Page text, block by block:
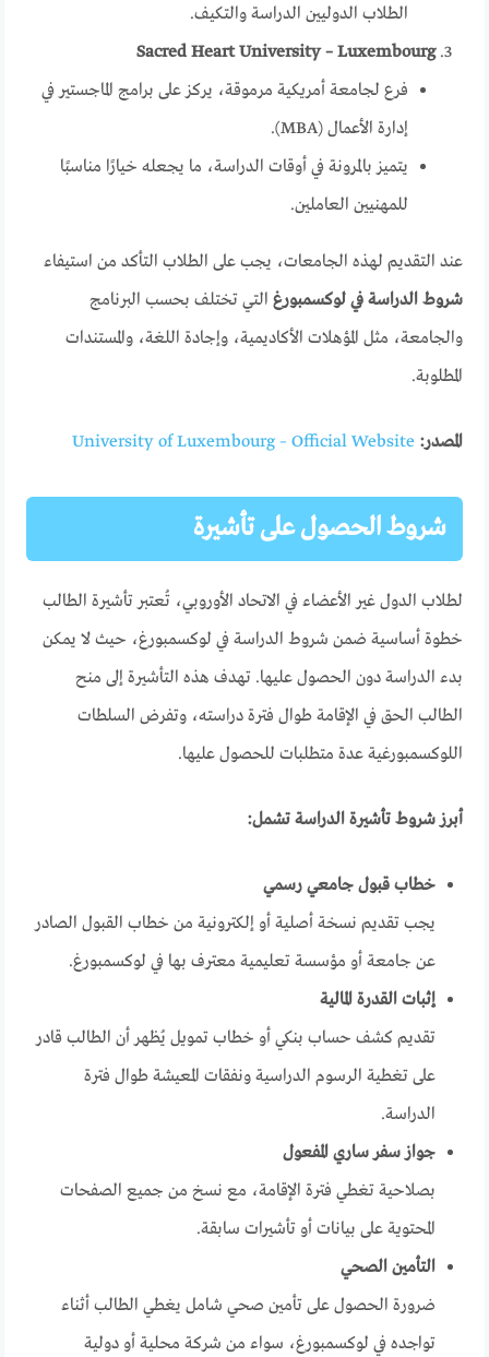
الطلاب الدوليين الدراسة والتكيف.
Sacred Heart University – Luxembourg
فرع لجامعة أمريكية مرموقة، يركز على برامج الماجستير في
إدارة الأعمال (MBA).
يتميز بالمرونة في أوقات الدراسة، ما يجعله خيارًا مناسبًا
للمهنيين العاملين.
عند التقديم لهذه الجامعات، يجب على الطلاب التأكد من استيفاء
شروط الدراسة في لوكسمبورغ التي تختلف بحسب البرنامج
والجامعة، مثل المؤهلات الأكاديمية، وإجادة اللغة، والمستندات
المطلوبة.
المصدر: University of Luxembourg – Official Website
شروط الحصول على تأشيرة
لطلاب الدول غير الأعضاء في الاتحاد الأوروبي، تُعتبر تأشيرة الطالب
خطوة أساسية ضمن شروط الدراسة في لوكسمبورغ، حيث لا يمكن
بدء الدراسة دون الحصول عليها. تهدف هذه التأشيرة إلى منح
الطالب الحق في الإقامة طوال فترة دراسته، وتفرض السلطات
اللوكسمبورغية عدة متطلبات للحصول عليها.
أبرز شروط تأشيرة الدراسة تشمل:
خطاب قبول جامعي رسمي
يجب تقديم نسخة أصلية أو إلكترونية من خطاب القبول الصادر
عن جامعة أو مؤسسة تعليمية معترف بها في لوكسمبورغ.
إثبات القدرة المالية
تقديم كشف حساب بنكي أو خطاب تمويل يُظهر أن الطالب قادر
على تغطية الرسوم الدراسية ونفقات المعيشة طوال فترة
الدراسة.
جواز سفر ساري المفعول
بصلاحية تغطي فترة الإقامة، مع نسخ من جميع الصفحات
المحتوية على بيانات أو تأشيرات سابقة.
التأمين الصحي
ضرورة الحصول على تأمين صحي شامل يغطي الطالب أثناء
تواجده في لوكسمبورغ، سواء من شركة محلية أو دولية